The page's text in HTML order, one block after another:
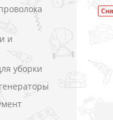
и
уборки
Модель DF331DWYE